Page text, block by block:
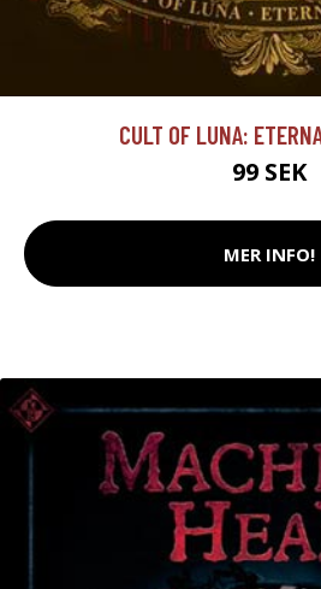
CULT OF LUNA:
99 SEK
MER INFO!